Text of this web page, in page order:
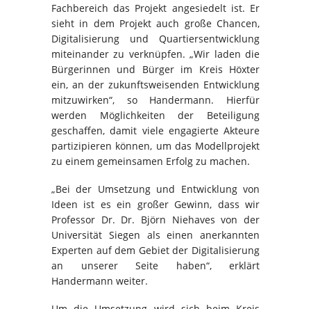
Fachbereich das Projekt angesiedelt ist. Er
sieht in dem Projekt auch große Chancen,
Digitalisierung und Quartiersentwicklung
miteinander zu verknüpfen. „Wir laden die
Bürgerinnen und Bürger im Kreis Höxter
ein, an der zukunftsweisenden Entwicklung
mitzuwirken“, so Handermann. Hierfür
werden Möglichkeiten der Beteiligung
geschaffen, damit viele engagierte Akteure
partizipieren können, um das Modellprojekt
zu einem gemeinsamen Erfolg zu machen.
„Bei der Umsetzung und Entwicklung von
Ideen ist es ein großer Gewinn, dass wir
Professor Dr. Dr. Björn Niehaves von der
Universität Siegen als einen anerkannten
Experten auf dem Gebiet der Digitalisierung
an unserer Seite haben“, erklärt
Handermann weiter.